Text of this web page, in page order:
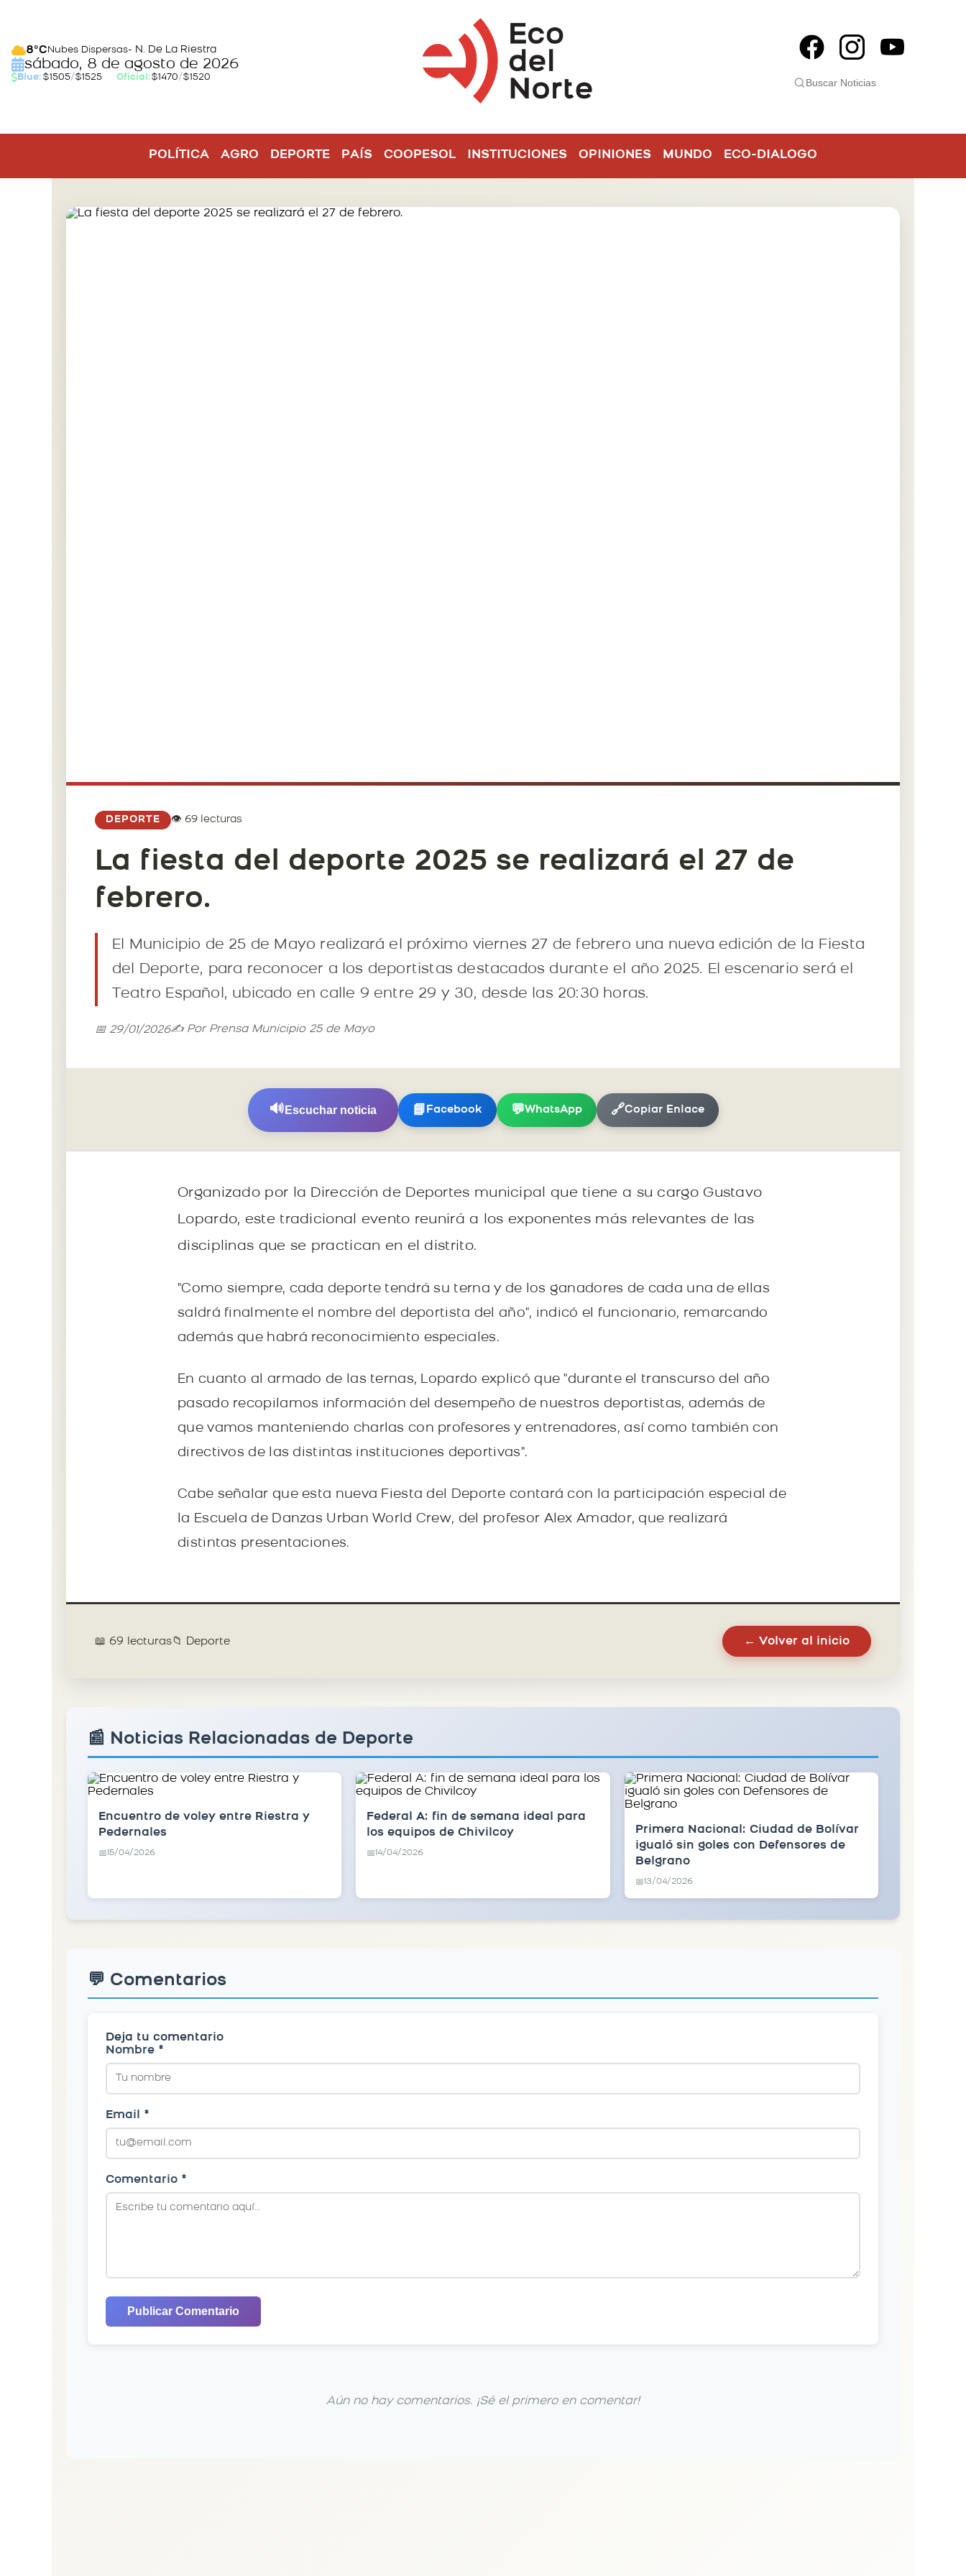
8°C Nubes Dispersas- N. De La Riestra
sábado, 8 de agosto de 2026
Blue: $1505/$1525 Oficial:$1470/$1520
POLÍTICA AGRO DEPORTE PAÍS COOPESOL INSTITUCIONES OPINIONES MUNDO ECO-DIALOGO
DEPORTE 👁️ 69 lecturas
La fiesta del deporte 2025 se realizará el 27 de
febrero.
El Municipio de 25 de Mayo realizará el próximo viernes 27 de febrero una nueva edición de la Fiesta
del Deporte, para reconocer a los deportistas destacados durante el año 2025. El escenario será el
Teatro Español, ubicado en calle 9 entre 29 y 30, desde las 20:30 horas.
📅 29/01/2026✍️ Por Prensa Municipio 25 de Mayo
🔊 Escuchar noticia 📘 Facebook 💬WhatsApp 🔗Copiar Enlace
Organizado por la Dirección de Deportes municipal que tiene a su cargo Gustavo
Lopardo, este tradicional evento reunirá a los exponentes más relevantes de las
disciplinas que se practican en el distrito.
"Como siempre, cada deporte tendrá su terna y de los ganadores de cada una de ellas
saldrá finalmente el nombre del deportista del año", indicó el funcionario, remarcando
además que habrá reconocimiento especiales.
En cuanto al armado de las ternas, Lopardo explicó que "durante el transcurso del año
pasado recopilamos información del desempeño de nuestros deportistas, además de
que vamos manteniendo charlas con profesores y entrenadores, así como también con
directivos de las distintas instituciones deportivas".
Cabe señalar que esta nueva Fiesta del Deporte contará con la participación especial de
la Escuela de Danzas Urban World Crew, del profesor Alex Amador, que realizará
distintas presentaciones.
📖 69 lecturas📁 Deporte ← Volver al inicio
📰 Noticias Relacionadas de Deporte
Encuentro de voley entre Riestra y
Pedernales
📅15/04/2026
Federal A: fin de semana ideal para
los equipos de Chivilcoy
📅14/04/2026
Primera Nacional: Ciudad de Bolívar
igualó sin goles con Defensores de
Belgrano
📅13/04/2026
💬 Comentarios
Deja tu comentario
Nombre *
Email *
Comentario *
Publicar Comentario
Aún no hay comentarios. ¡Sé el primero en comentar!